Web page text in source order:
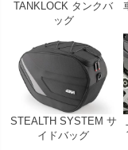
TANKLOCK タンクバ
ッグ
STEALTH SYSTEM サ
イドバッグ